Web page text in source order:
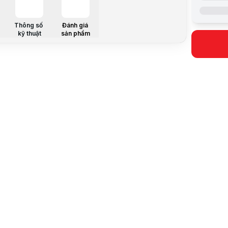
Thông số
kỹ thuật
Đánh giá
sản phẩm
Kết nối
Tốc độ ghi